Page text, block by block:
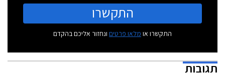
התקשרו
התקשרו או מלאו פרטים ונחזור אליכם בהקדם
תגובות